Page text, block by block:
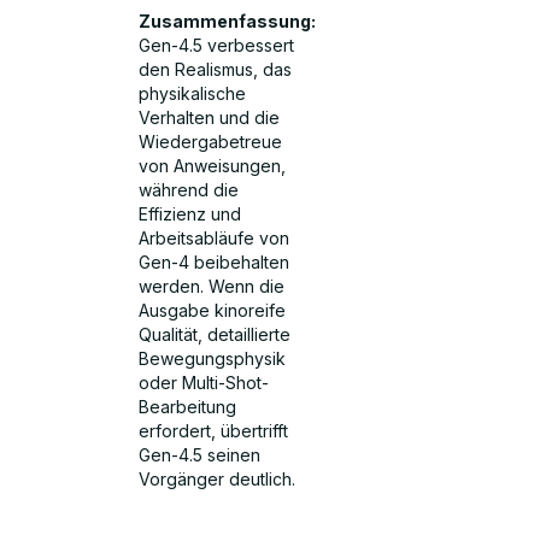
Zusammenfassung:
Gen-4.5 verbessert
den Realismus, das
physikalische
Verhalten und die
Wiedergabetreue
von Anweisungen,
während die
Effizienz und
Arbeitsabläufe von
Gen-4 beibehalten
werden. Wenn die
Ausgabe kinoreife
Qualität, detaillierte
Bewegungsphysik
oder Multi-Shot-
Bearbeitung
erfordert, übertrifft
Gen-4.5 seinen
Vorgänger deutlich.